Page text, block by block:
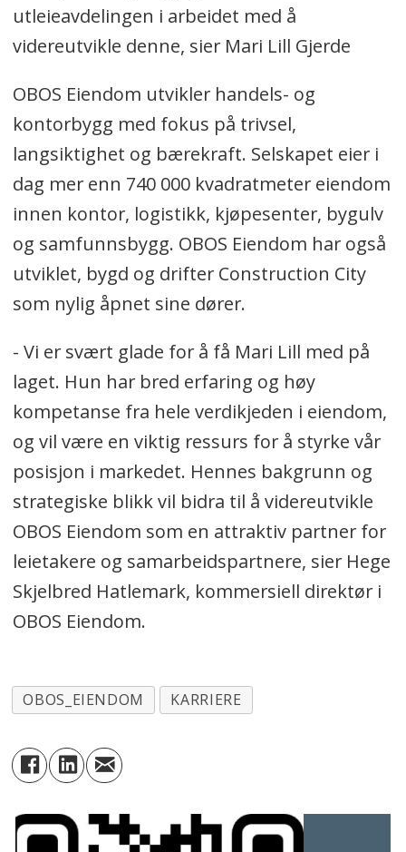
utleieavdelingen i arbeidet med å
videreutvikle denne, sier Mari Lill Gjerde
OBOS Eiendom utvikler handels- og
kontorbygg med fokus på trivsel,
langsiktighet og bærekraft. Selskapet eier i
dag mer enn 740 000 kvadratmeter eiendom
innen kontor, logistikk, kjøpesenter, bygulv
og samfunnsbygg. OBOS Eiendom har også
utviklet, bygd og drifter Construction City
som nylig åpnet sine dører.
- Vi er svært glade for å få Mari Lill med på
laget. Hun har bred erfaring og høy
kompetanse fra hele verdikjeden i eiendom,
og vil være en viktig ressurs for å styrke vår
posisjon i markedet. Hennes bakgrunn og
strategiske blikk vil bidra til å videreutvikle
OBOS Eiendom som en attraktiv partner for
leietakere og samarbeidspartnere, sier Hege
Skjelbred Hatlemark, kommersiell direktør i
OBOS Eiendom.
OBOS_EIENDOM KARRIERE